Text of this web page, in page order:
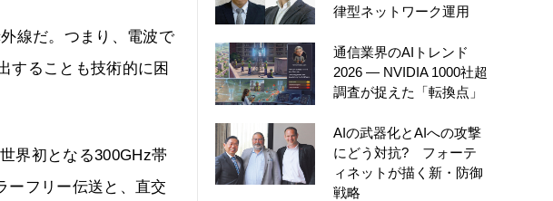
線だ。つまり、電波で
することも技術的に困
界初となる300GHz帯
ーフリー伝送と、直交
律型ネットワーク運用
通信業界のAIトレンド
2026 ― NVIDIA 1000社超
調査が捉えた「転換点」
AIの武器化とAIへの攻撃
にどう対抗? フォーテ
ィネットが描く新・防御
戦略